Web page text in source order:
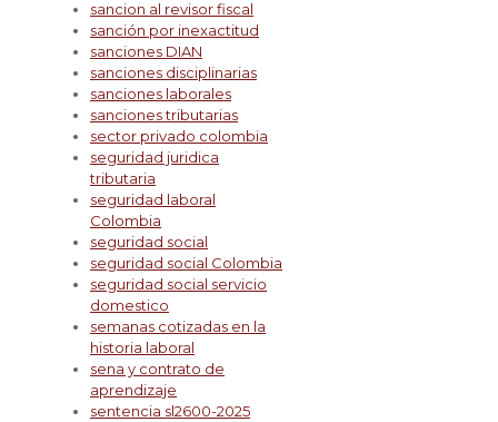
sancion al revisor fiscal
sanción por inexactitud
sanciones DIAN
sanciones disciplinarias
sanciones laborales
sanciones tributarias
sector privado colombia
seguridad juridica
tributaria
seguridad laboral
Colombia
seguridad social
seguridad social Colombia
seguridad social servicio
domestico
semanas cotizadas en la
historia laboral
sena y contrato de
aprendizaje
sentencia sl2600-2025